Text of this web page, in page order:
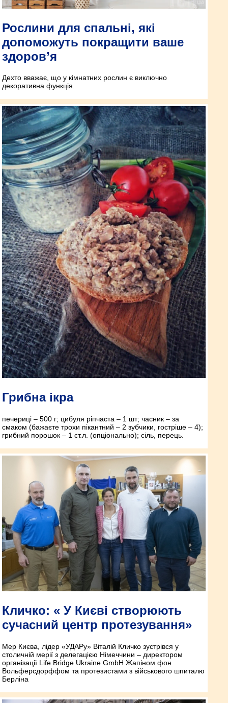
Рослини для спальні, які
допоможуть покращити ваше
здоров’я
Дехто вважає, що у кімнатних рослин є виключно
декоративна функція.
Грибна ікра
печериці – 500 г; цибуля ріпчаста – 1 шт; часник – за
смаком (бажаєте трохи пікантний – 2 зубчики, гостріше – 4);
грибний порошок – 1 ст.л. (опціонально); сіль, перець.
Кличко: « У Києві створюють
сучасний центр протезування»
Мер Києва, лідер «УДАРу» Віталій Кличко зустрівся у
столичній мерії з делегацією Німеччини – директором
організації Life Bridge Ukraine GmbH Жапіном фон
Вольферсдорффом та протезистами з військового шпиталю
Берліна